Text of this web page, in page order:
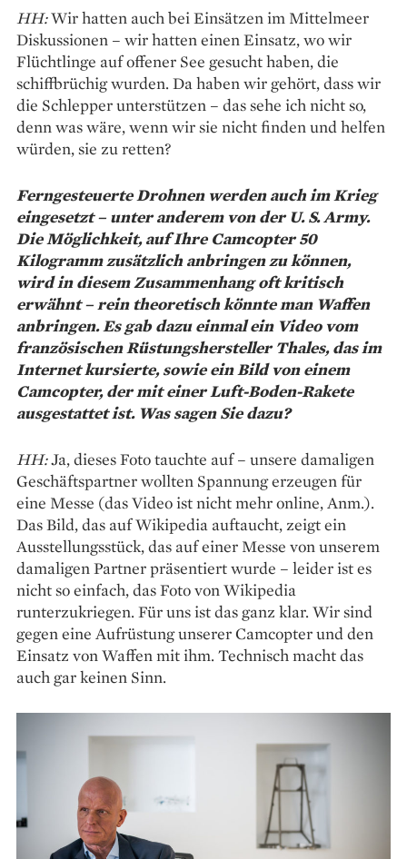
HH:Wir hatten auch bei ­Einsätzen im Mittelmeer
Diskussionen – wir hatten einen Einsatz, wo wir
Flüchtlinge auf offener See gesucht haben, die
schiffbrüchig wurden. Da haben wir gehört, dass wir
die Schlepper unterstützen – das sehe ich nicht so,
denn was wäre, wenn wir sie nicht finden und helfen
würden, sie zu retten?
Ferngesteuerte Drohnen werden auch im Krieg
eingesetzt – unter anderem von der U. S. Army.
Die Möglichkeit, auf Ihre Camcopter 50
Kilogramm zusätzlich anbringen zu können,
wird in diesem Zusammenhang oft kritisch
erwähnt – rein theoretisch könnte man Waffen
anbringen. Es gab dazu einmal ein Video vom
französischen Rüstungshersteller Thales, das im
Internet kursierte, sowie ein Bild von einem
Camcopter, der mit einer Luft-Boden-­Rakete
ausgestattet ist. Was sagen Sie dazu?
HH:Ja, dieses Foto tauchte auf – unsere damaligen
Geschäftspartner wollten Spannung erzeugen für
eine Messe (das Video ist nicht mehr online, Anm.).
Das Bild, das auf Wikipedia auftaucht, zeigt ein
Ausstellungsstück, das auf einer Messe von unserem
damaligen Partner präsentiert wurde – ­leider ist es
nicht so einfach, das Foto von Wikipedia
runterzukriegen. Für uns ist das ganz klar. Wir sind
gegen eine Aufrüstung unserer Camcopter und den
Einsatz von Waffen mit ihm. Technisch macht das
auch gar keinen Sinn.